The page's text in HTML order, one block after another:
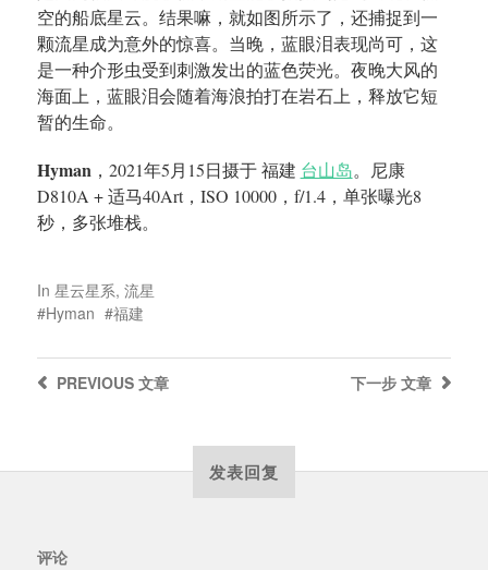
空的船底星云。结果嘛，就如图所示了，还捕捉到一
颗流星成为意外的惊喜。当晚，蓝眼泪表现尚可，这
是一种介形虫受到刺激发出的蓝色荧光。夜晚大风的
海面上，蓝眼泪会随着海浪拍打在岩石上，释放它短
暂的生命。
Hyman，2021年5月15日摄于 福建 台山岛。尼康
D810A + 适马40Art，ISO 10000，f/1.4，单张曝光8
秒，多张堆栈。
In 星云星系, 流星
Hyman
福建
下一步 文章
PREVIOUS文章
发表回复
评论